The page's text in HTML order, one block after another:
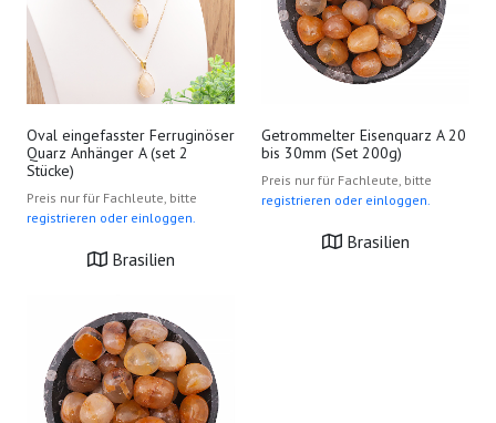
Oval eingefasster Ferruginöser
Quarz Anhänger A (set 2
Stücke)
Preis nur für Fachleute, bitte
registrieren oder einloggen.
Brasilien
Getrommelter Eisenquarz A 20
bis 30mm (Set 200g)
Preis nur für Fachleute, bitte
registrieren oder einloggen.
Brasilien